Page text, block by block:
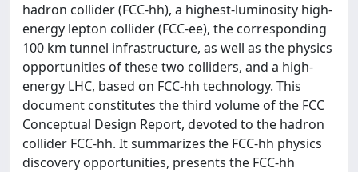
hadron collider (FCC-hh), a highest-luminosity high-
energy lepton collider (FCC-ee), the corresponding
100 km tunnel infrastructure, as well as the physics
opportunities of these two colliders, and a high-
energy LHC, based on FCC-hh technology. This
document constitutes the third volume of the FCC
Conceptual Design Report, devoted to the hadron
collider FCC-hh. It summarizes the FCC-hh physics
discovery opportunities, presents the FCC-hh